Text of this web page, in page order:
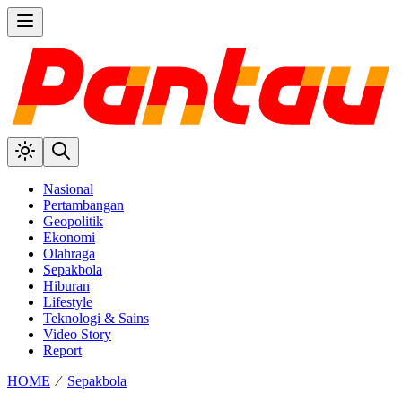
Nasional
Pertambangan
Geopolitik
Ekonomi
Olahraga
Sepakbola
Hiburan
Lifestyle
Teknologi & Sains
Video Story
Report
HOME ⁄ Sepakbola